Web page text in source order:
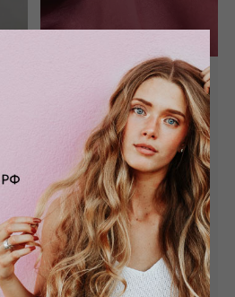
Неопрен
бордовый ТР -
025/7
0 отзывов
Состав: 100% пэ
Нет в наличии
Забронировать